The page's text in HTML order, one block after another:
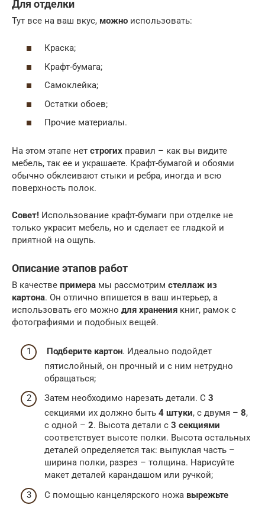
Для отделки
Тут все на ваш вкус, можно использовать:
Краска;
Крафт-бумага;
Самоклейка;
Остатки обоев;
Прочие материалы.
На этом этапе нет строгих правил – как вы видите
мебель, так ее и украшаете. Крафт-бумагой и обоями
обычно обклеивают стыки и ребра, иногда и всю
поверхность полок.
Совет! Использование крафт-бумаги при отделке не
только украсит мебель, но и сделает ее гладкой и
приятной на ощупь.
Описание этапов работ
В качестве примера мы рассмотрим стеллаж из
картона. Он отлично впишется в ваш интерьер, а
использовать его можно для хранения книг, рамок с
фотографиями и подобных вещей.
Подберите картон. Идеально подойдет
пятислойный, он прочный и с ним нетрудно
обращаться;
Затем необходимо нарезать детали. С 3
секциями их должно быть 4 штуки, с двумя – 8,
с одной – 2. Высота детали с 3 секциями
соответствует высоте полки. Высота остальных
деталей определяется так: выпуклая часть –
ширина полки, разрез – толщина. Нарисуйте
макет деталей карандашом или ручкой;
С помощью канцелярского ножа вырежьте